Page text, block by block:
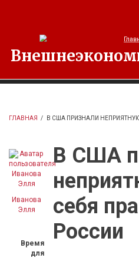
ГЛАВНАЯ / В США ПРИЗНАЛИ
Иванова
Элля
Время
для
В США
себя
России